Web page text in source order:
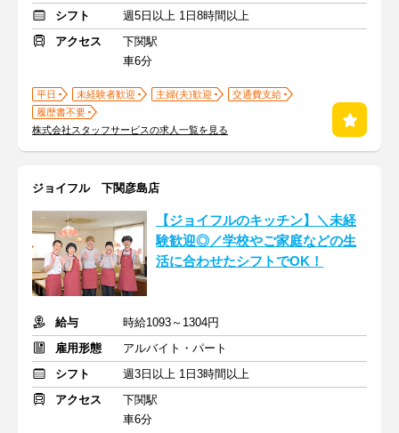
シフト
週5日以上 1日8時間以上
アクセス
下関駅
車6分
平日 未経験者歓迎 主婦(夫)歓迎
交通費支給
履歴書不要
株式会社スタッフサービスの求人一覧を見る
ジョイフル 下関彦島店
【ジョイフルのキッチン】＼未経
験歓迎◎／学校やご家庭などの生
活に合わせたシフトでOK！
給与
時給1093～1304円
雇用形態
アルバイト・パート
シフト
週3日以上 1日3時間以上
アクセス
下関駅
車6分